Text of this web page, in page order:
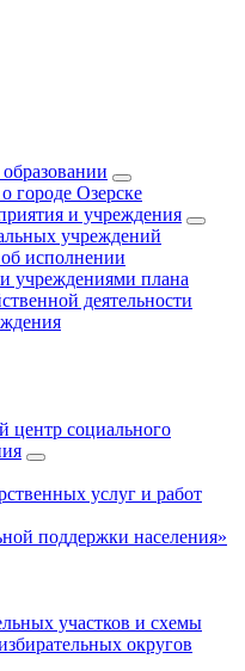
городе Озерске
и учреждения
учреждений
исполнении
учреждениями плана
деятельности
центр социального
услуг и работ
поддержки населения»
участков и схемы
округов